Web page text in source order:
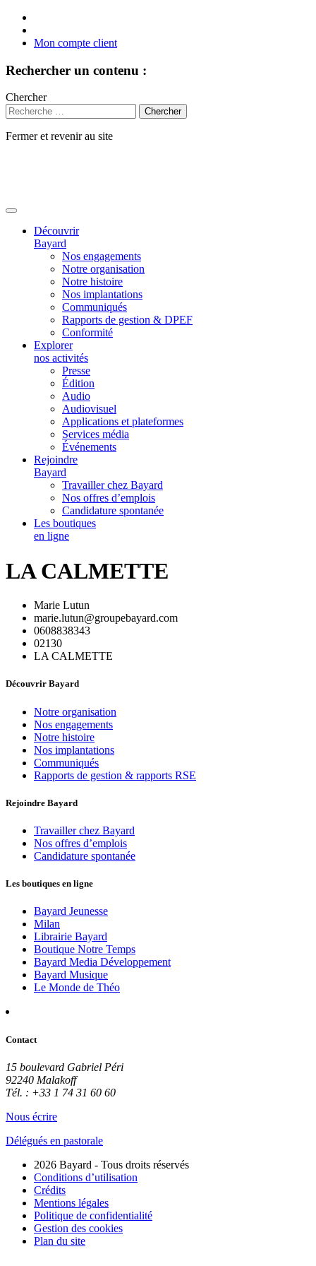
Mon compte client
Rechercher un contenu :
Chercher
Fermer et revenir au site
Découvrir
Bayard
Nos engagements
Notre organisation
Notre histoire
Nos implantations
Communiqués
Rapports de gestion & DPEF
Conformité
Explorer
nos activités
Presse
Édition
Audio
Audiovisuel
Applications et plateformes
Services média
Événements
Rejoindre
Bayard
Travailler chez Bayard
Nos offres d’emplois
Candidature spontanée
Les boutiques
en ligne
LA CALMETTE
Marie Lutun
marie.lutun@groupebayard.com
0608838343
02130
LA CALMETTE
Découvrir Bayard
Notre organisation
Nos engagements
Notre histoire
Nos implantations
Communiqués
Rapports de gestion & rapports RSE
Rejoindre Bayard
Travailler chez Bayard
Nos offres d’emplois
Candidature spontanée
Les boutiques en ligne
Bayard Jeunesse
Milan
Librairie Bayard
Boutique Notre Temps
Bayard Media Développement
Bayard Musique
Le Monde de Théo
Contact
15 boulevard Gabriel Péri
92240 Malakoff
Tél. : +33 1 74 31 60 60
Nous écrire
Délégués en pastorale
2026 Bayard - Tous droits réservés
Conditions d’utilisation
Crédits
Mentions légales
Politique de confidentialité
Gestion des cookies
Plan du site